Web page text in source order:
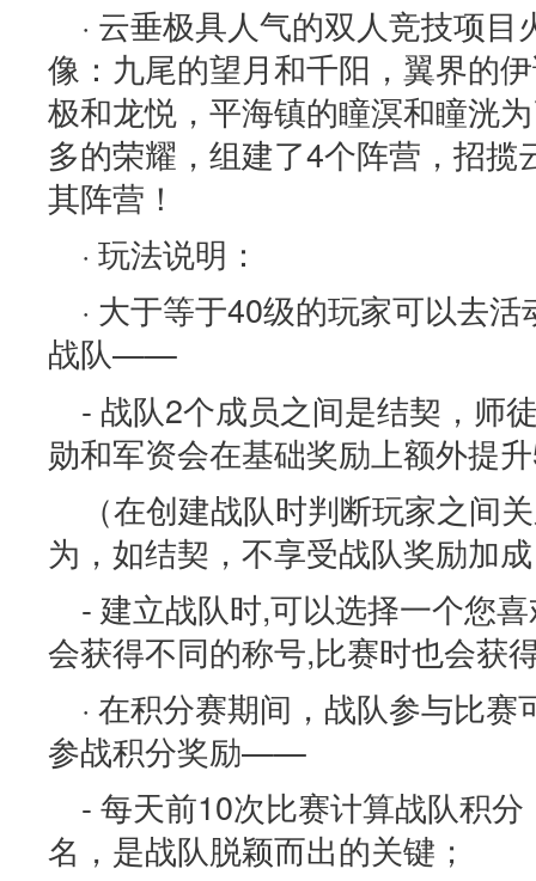
· 云垂极具人气的双人竞技项
像：九尾的望月和千阳，翼界的
极和龙悦，平海镇的瞳溟和瞳洸
多的荣耀，组建了4个阵营，招
其阵营！
· 玩法说明：
· 大于等于40级的玩家可以去
战队——
- 战队2个成员之间是结契，师
勋和军资会在基础奖励上额外提
（在创建战队时判断玩家之间
为，如结契，不享受战队奖励加
- 建立战队时,可以选择一个您
会获得不同的称号,比赛时也会获
· 在积分赛期间，战队参与比
参战积分奖励——
- 每天前10次比赛计算战队积
名，是战队脱颖而出的关键；